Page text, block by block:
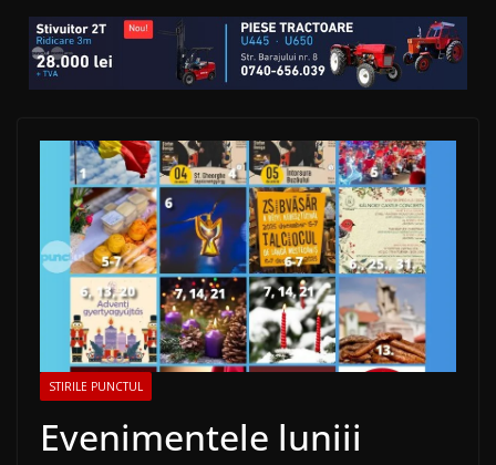
STIRILE PUNCTUL
Evenimentele luniii